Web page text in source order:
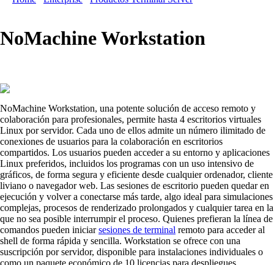
NoMachine Workstation
NoMachine Workstation, una potente solución de acceso remoto y
colaboración para profesionales, permite hasta 4 escritorios virtuales
Linux por servidor. Cada uno de ellos admite un número ilimitado de
conexiones de usuarios para la colaboración en escritorios
compartidos. Los usuarios pueden acceder a su entorno y aplicaciones
Linux preferidos, incluidos los programas con un uso intensivo de
gráficos, de forma segura y eficiente desde cualquier ordenador, cliente
liviano o navegador web. Las sesiones de escritorio pueden quedar en
ejecución y volver a conectarse más tarde, algo ideal para simulaciones
complejas, procesos de renderizado prolongados y cualquier tarea en la
que no sea posible interrumpir el proceso. Quienes prefieran la línea de
comandos pueden iniciarsesiones de terminal remoto para acceder al
shell de forma rápida y sencilla. Workstation se ofrece con una
suscripción por servidor, disponible para instalaciones individuales o